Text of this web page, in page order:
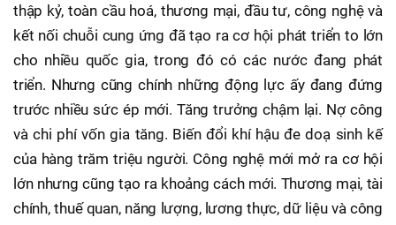
thập kỷ, toàn cầu hoá, thương mại, đầu tư, công nghệ và
kết nối chuỗi cung ứng đã tạo ra cơ hội phát triển to lớn
cho nhiều quốc gia, trong đó có các nước đang phát
triển. Nhưng cũng chính những động lực ấy đang đứng
trước nhiều sức ép mới. Tăng trưởng chậm lại. Nợ công
và chi phí vốn gia tăng. Biến đổi khí hậu đe doạ sinh kế
của hàng trăm triệu người. Công nghệ mới mở ra cơ hội
lớn nhưng cũng tạo ra khoảng cách mới. Thương mại, tài
chính, thuế quan, năng lượng, lương thực, dữ liệu và công